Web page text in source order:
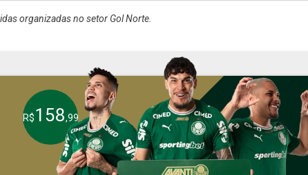
organizadas no setor Gol Norte.
R$158,99